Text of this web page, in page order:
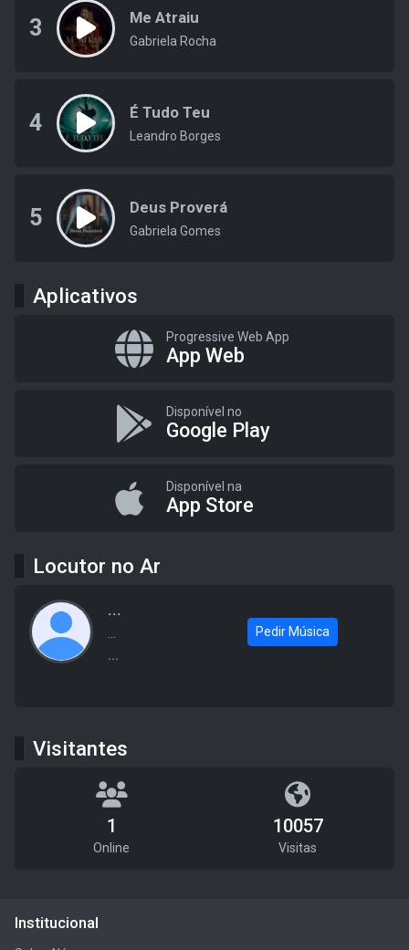
3 Me Atraiu
Gabriela Rocha
4 É Tudo Teu
Leandro Borges
5 Deus Proverá
Gabriela Gomes
Aplicativos
Progressive Web App
App Web
Disponível no
Google Play
Disponível na
App Store
Locutor no Ar
...
...
...
Pedir Música
Visitantes
1
Online
10057
Visitas
Institucional